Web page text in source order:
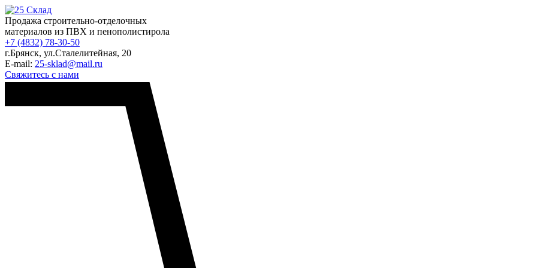
Продажа строительно-отделочных
материалов из ПВХ и пенополистирола
+7 (4832) 78-30-50
г.Брянск, ул.Сталелитейная, 20
E-mail: 25-sklad@mail.ru
Свяжитесь с нами